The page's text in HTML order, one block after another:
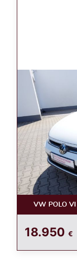
VW POLO VI
18.950 €